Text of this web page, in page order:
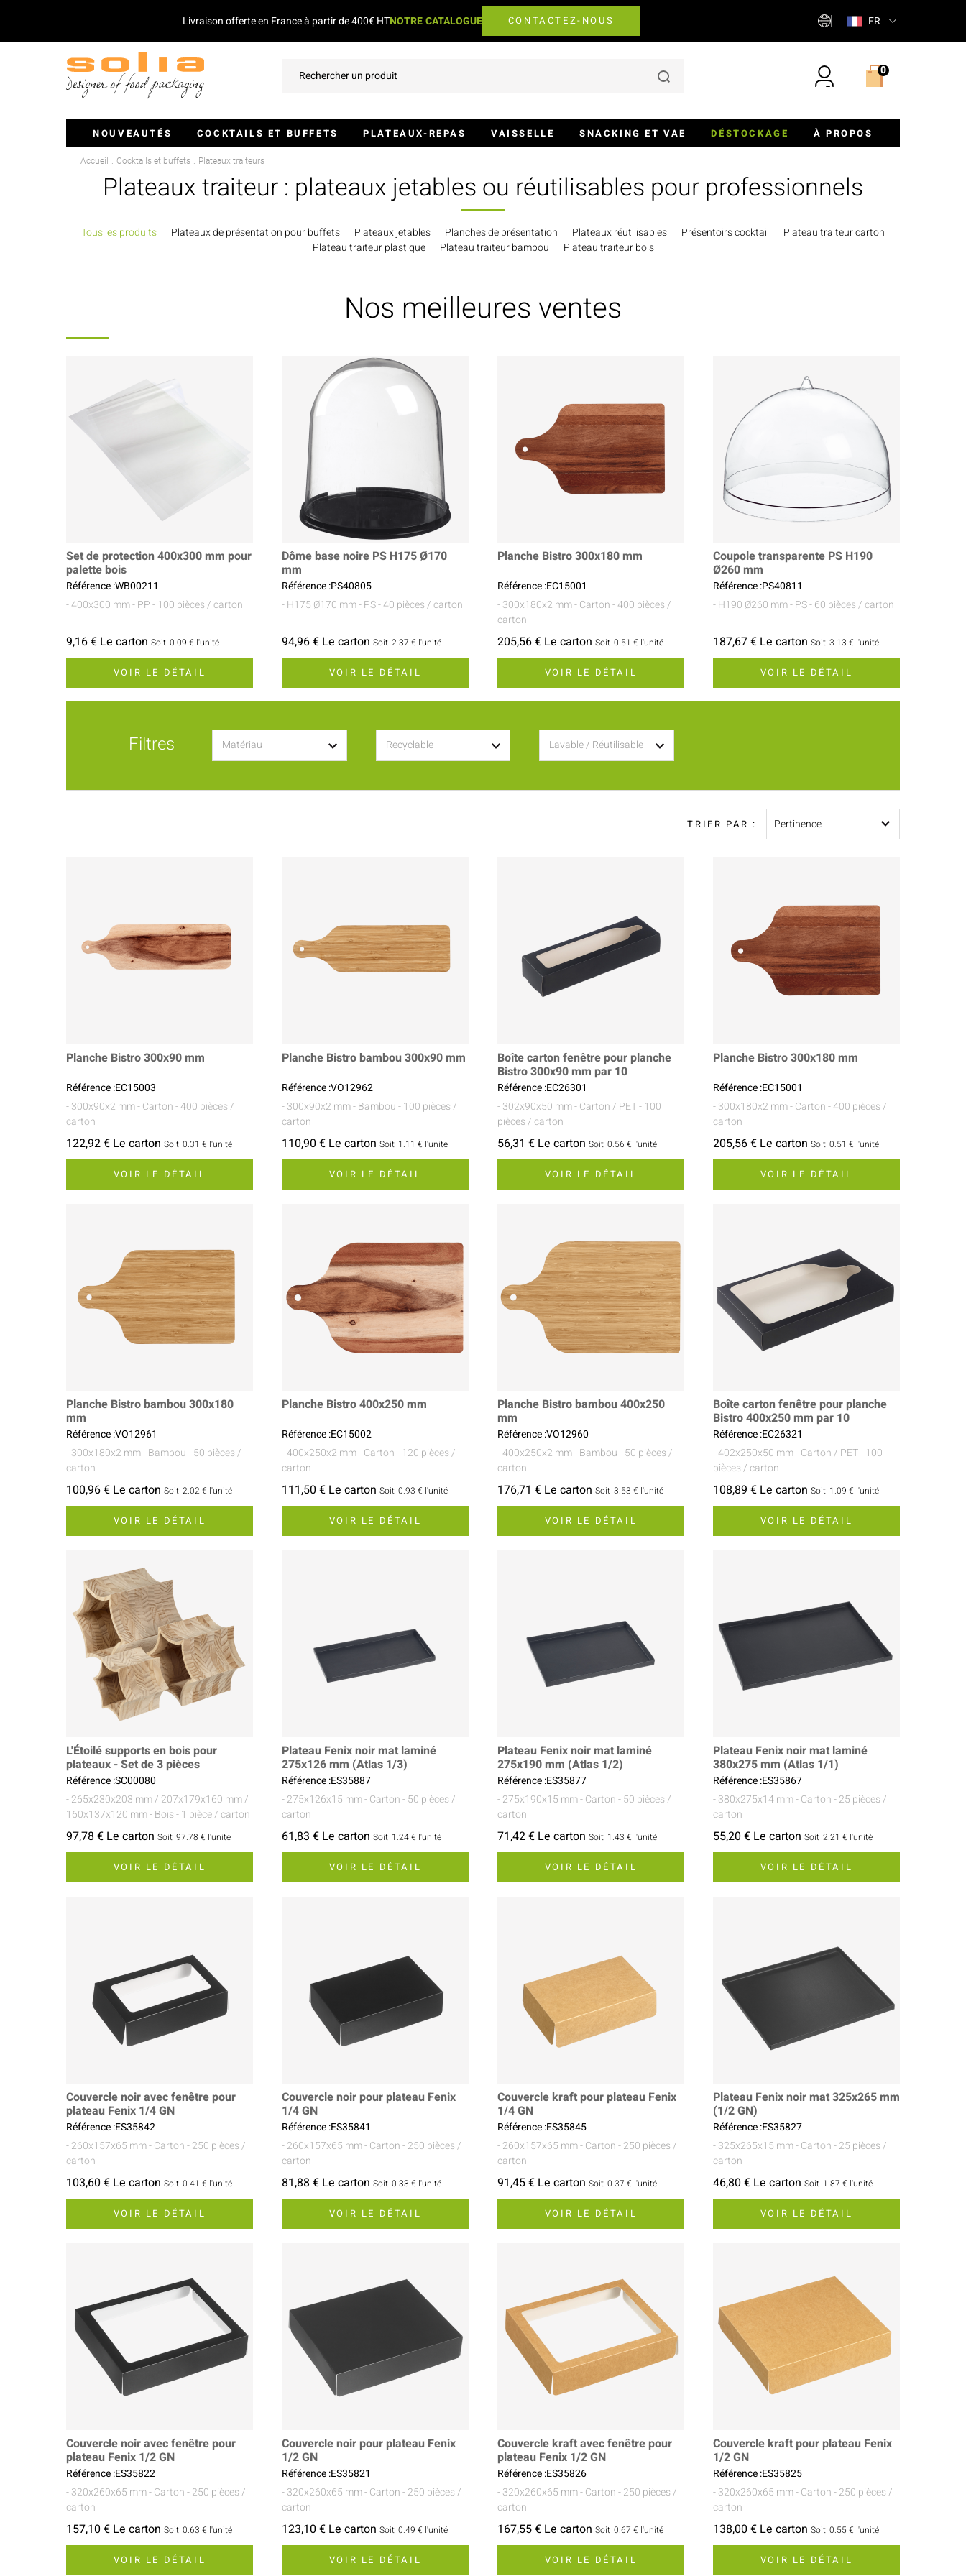
Livraison offerte en France à partir de 400€ HTNOTRE CATALOGUE CONTACTEZ-NOUS FR
0
NOUVEAUTÉS COCKTAILS ET BUFFETS
Verrines Et Monoportions
Plateaux Traiteurs
Couvercles Pour Plateaux
PLATEAUX-REPAS
Assiettes Pour Plateaux-Repas
Coffrets À Emporter
VAISSELLE
Couvercles Pour Assiettes
Couverts
SNACKING ET VAE
Couvercles Pour Barquettes Et Saladiers
Pots Et Bocaux
Lunch Box
DÉSTOCKAGE À PROPOS
Blog
Contact
Accueil Cocktails et buffets Plateaux traiteurs
Plateaux traiteur : plateaux jetables ou réutilisables pour professionnels
Tous les produits Plateaux de présentation pour buffets Plateaux jetables Planches de présentation Plateaux réutilisables Présentoirs cocktail
Plateau traiteur carton
Plateau traiteur plastique
Plateau traiteur bambou Plateau traiteur bois
Nos meilleures ventes
Set de protection 400x300 mm pour
palette bois
Référence :WB00211
- 400x300 mm- PP- 100 pièces / carton
9,16 € Le carton Soit 0.09 € l'unité
VOIR LE DÉTAIL
Dôme base noire PS H175 Ø170
mm
Référence :PS40805
- H175 Ø170 mm- PS- 40 pièces / carton
94,96 € Le carton Soit 2.37 € l'unité
VOIR LE DÉTAIL
Planche Bistro 300x180 mm
Référence :EC15001
- 300x180x2 mm- Carton- 400 pièces /
carton
205,56 € Le carton Soit 0.51 € l'unité
VOIR LE DÉTAIL
Coupole transparente PS H190
Ø260 mm
Référence :PS40811
- H190 Ø260 mm- PS- 60 pièces / carton
187,67 € Le carton Soit 3.13 € l'unité
VOIR LE DÉTAIL
Filtres Matériau Recyclable Lavable / Réutilisable
TRIER PAR : Pertinence
Planche Bistro 300x90 mm
Référence :EC15003
- 300x90x2 mm- Carton- 400 pièces /
carton
122,92 € Le carton Soit 0.31 € l'unité
VOIR LE DÉTAIL
Planche Bistro bambou 300x90 mm
Référence :VO12962
- 300x90x2 mm- Bambou- 100 pièces /
carton
110,90 € Le carton Soit 1.11 € l'unité
VOIR LE DÉTAIL
Boîte carton fenêtre pour planche
Bistro 300x90 mm par 10
Référence :EC26301
- 302x90x50 mm- Carton / PET- 100
pièces / carton
56,31 € Le carton Soit 0.56 € l'unité
VOIR LE DÉTAIL
Planche Bistro 300x180 mm
Référence :EC15001
- 300x180x2 mm- Carton- 400 pièces /
carton
205,56 € Le carton Soit 0.51 € l'unité
VOIR LE DÉTAIL
Planche Bistro bambou 300x180
mm
Référence :VO12961
- 300x180x2 mm- Bambou- 50 pièces /
carton
100,96 € Le carton Soit 2.02 € l'unité
VOIR LE DÉTAIL
Planche Bistro 400x250 mm
Référence :EC15002
- 400x250x2 mm- Carton- 120 pièces /
carton
111,50 € Le carton Soit 0.93 € l'unité
VOIR LE DÉTAIL
Planche Bistro bambou 400x250
mm
Référence :VO12960
- 400x250x2 mm- Bambou- 50 pièces /
carton
176,71 € Le carton Soit 3.53 € l'unité
VOIR LE DÉTAIL
Boîte carton fenêtre pour planche
Bistro 400x250 mm par 10
Référence :EC26321
- 402x250x50 mm- Carton / PET- 100
pièces / carton
108,89 € Le carton Soit 1.09 € l'unité
VOIR LE DÉTAIL
L'Étoilé supports en bois pour
plateaux - Set de 3 pièces
Référence :SC00080
- 265x230x203 mm / 207x179x160 mm /
160x137x120 mm- Bois- 1 pièce / carton
97,78 € Le carton Soit 97.78 € l'unité
VOIR LE DÉTAIL
Plateau Fenix noir mat laminé
275x126 mm (Atlas 1/3)
Référence :ES35887
- 275x126x15 mm- Carton- 50 pièces /
carton
61,83 € Le carton Soit 1.24 € l'unité
VOIR LE DÉTAIL
Plateau Fenix noir mat laminé
275x190 mm (Atlas 1/2)
Référence :ES35877
- 275x190x15 mm- Carton- 50 pièces /
carton
71,42 € Le carton Soit 1.43 € l'unité
VOIR LE DÉTAIL
Plateau Fenix noir mat laminé
380x275 mm (Atlas 1/1)
Référence :ES35867
- 380x275x14 mm- Carton- 25 pièces /
carton
55,20 € Le carton Soit 2.21 € l'unité
VOIR LE DÉTAIL
Couvercle noir avec fenêtre pour
plateau Fenix 1/4 GN
Référence :ES35842
- 260x157x65 mm- Carton- 250 pièces /
carton
103,60 € Le carton Soit 0.41 € l'unité
VOIR LE DÉTAIL
Couvercle noir pour plateau Fenix
1/4 GN
Référence :ES35841
- 260x157x65 mm- Carton- 250 pièces /
carton
81,88 € Le carton Soit 0.33 € l'unité
VOIR LE DÉTAIL
Couvercle kraft pour plateau Fenix
1/4 GN
Référence :ES35845
- 260x157x65 mm- Carton- 250 pièces /
carton
91,45 € Le carton Soit 0.37 € l'unité
VOIR LE DÉTAIL
Plateau Fenix noir mat 325x265 mm
(1/2 GN)
Référence :ES35827
- 325x265x15 mm- Carton- 25 pièces /
carton
46,80 € Le carton Soit 1.87 € l'unité
VOIR LE DÉTAIL
Couvercle noir avec fenêtre pour
plateau Fenix 1/2 GN
Référence :ES35822
- 320x260x65 mm- Carton- 250 pièces /
carton
157,10 € Le carton Soit 0.63 € l'unité
VOIR LE DÉTAIL
Couvercle noir pour plateau Fenix
1/2 GN
Référence :ES35821
- 320x260x65 mm- Carton- 250 pièces /
carton
123,10 € Le carton Soit 0.49 € l'unité
VOIR LE DÉTAIL
Couvercle kraft avec fenêtre pour
plateau Fenix 1/2 GN
Référence :ES35826
- 320x260x65 mm- Carton- 250 pièces /
carton
167,55 € Le carton Soit 0.67 € l'unité
VOIR LE DÉTAIL
Couvercle kraft pour plateau Fenix
1/2 GN
Référence :ES35825
- 320x260x65 mm- Carton- 250 pièces /
carton
138,00 € Le carton Soit 0.55 € l'unité
VOIR LE DÉTAIL